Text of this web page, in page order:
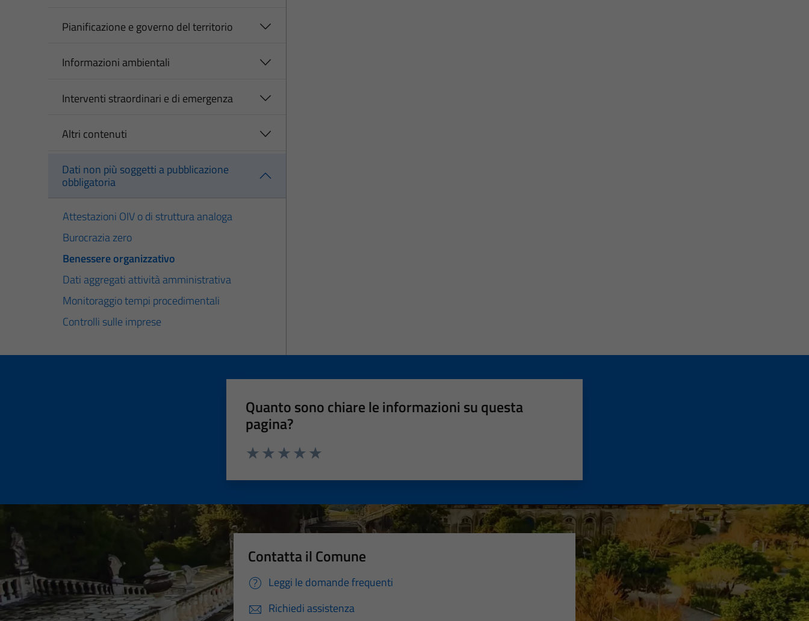
Pianificazione e governo del territorio
Informazioni ambientali
Interventi straordinari e di emergenza
Altri contenuti
Dati non più soggetti a pubblicazione
obbligatoria
Attestazioni OIV o di struttura analoga
Burocrazia zero
Benessere organizzativo
Dati aggregati attività amministrativa
Monitoraggio tempi procedimentali
Controlli sulle imprese
Quanto sono chiare le informazioni su questa
pagina?
Contatta il Comune
Leggi le domande frequenti
Richiedi assistenza